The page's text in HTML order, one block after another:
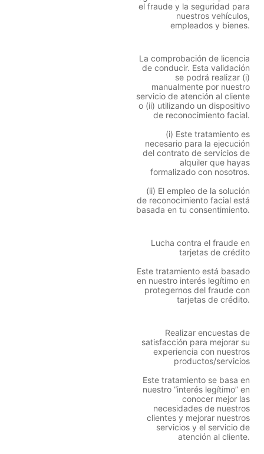
el fraude y la seguridad para
nuestros vehículos,
empleados y bienes.
La comprobación de licencia
de conducir. Esta validación
se podrá realizar (i)
manualmente por nuestro
servicio de atención al cliente
o (ii) utilizando un dispositivo
de reconocimiento facial.
(i) Este tratamiento es
necesario para la ejecución
del contrato de servicios de
alquiler que hayas
formalizado con nosotros.
(ii) El empleo de la solución
de reconocimiento facial está
basada en tu consentimiento.
Lucha contra el fraude en
tarjetas de crédito
Este tratamiento está basado
en nuestro interés legítimo en
protegernos del fraude con
tarjetas de crédito.
Realizar encuestas de
satisfacción para mejorar su
experiencia con nuestros
productos/servicios
Este tratamiento se basa en
nuestro “interés legítimo” en
conocer mejor las
necesidades de nuestros
clientes y mejorar nuestros
servicios y el servicio de
atención al cliente.